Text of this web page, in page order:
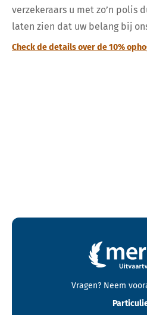
verzekeraars u met zo’n polis
laten zien dat uw belang bij
Check de details over de 10%
Contactgegevens en footer menu van
Vragen? Neem